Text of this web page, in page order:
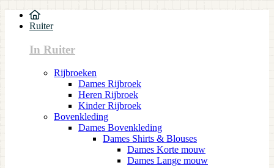
Ruiter
In Ruiter
Rijbroeken
Dames Rijbroek
Heren Rijbroek
Kinder Rijbroek
Bovenkleding
Dames Bovenkleding
Dames Shirts & Blouses
Dames Korte mouw
Dames Lange mouw